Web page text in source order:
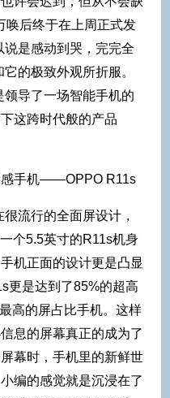
唤后终于在上周正式发
是感动到哭，完完全
的极致外观所折服。
领导了一场智能手机的
这跨时代般的产品
流行的全面屏设计，
个5.5英寸的R11s机身
机正面的设计更是凸显
更是达到了85%的超高
高的屏占比手机。这样
息的屏幕真正的成为了
幕时，手机里的新鲜世
编的感觉就是沉浸在了